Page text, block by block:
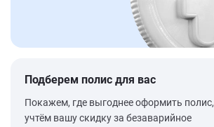
Подберем полис для вас
Покажем, где выгоднее оформить
учтём вашу скидку за безаварийное